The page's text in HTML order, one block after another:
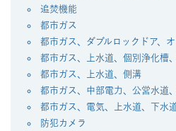
追焚機能
都市ガス
都市ガス、ダブルロックドア、
都市ガス、上水道、個別浄化槽
都市ガス、上水道、側溝
都市ガス、中部電力、公営水道
都市ガス、電気、上水道、下水
防犯カメラ